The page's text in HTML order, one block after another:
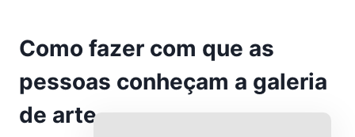
Como fazer com que as
pessoas conheçam a galeria
de arte